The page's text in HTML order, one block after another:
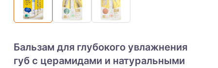
Бальзам для глубокого увлажнения
губ с церамидами и натуральными